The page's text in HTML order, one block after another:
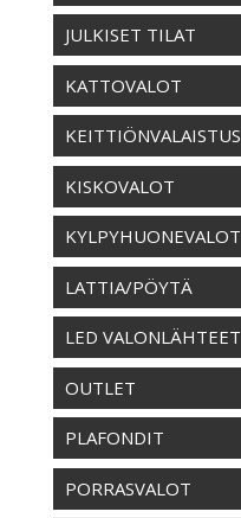
JULKISET TILAT
KATTOVALOT
KEITTIÖNVALAISTUS
KISKOVALOT
KYLPYHUONEVALOT
LATTIA/PÖYTÄ
LED VALONLÄHTEET
OUTLET
PLAFONDIT
PORRASVALOT